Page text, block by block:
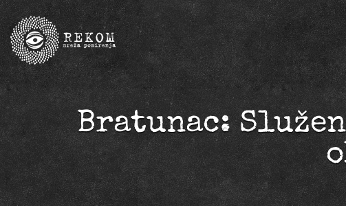
Bratunac: